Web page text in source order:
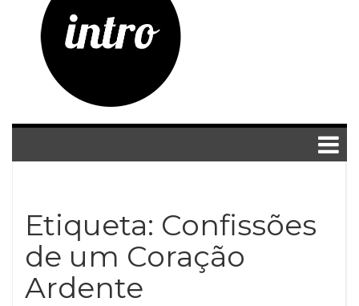
Etiqueta: Confissões
de um Coração
Ardente